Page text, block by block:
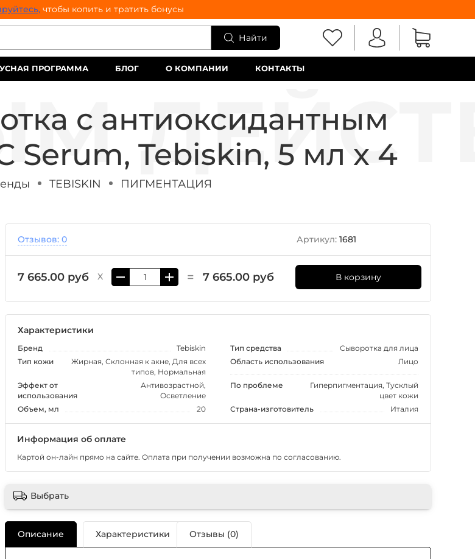
чтобы копить и тратить бонусы
Найти
ПРОГРАММА БЛОГ О КОМПАНИИ КОНТАКТЫ
с антиоксидантным
Serum, Tebiskin, 5 мл x 4
TEBISKIN ПИГМЕНТАЦИЯ
Отзывов: 0 Артикул: 1681
7 665.00 руб X = 7 665.00 руб В корзину
Характеристики
Бренд Tebiskin Тип средства
Сыворотка для лица
Тип кожи
Жирная, Склонная к акне, Для всех
типов, Нормальная
Область использования Лицо
Эффект от
использования
Антивозрастной,
Осветление
По проблеме
Гиперпигментация, Тусклый
цвет кожи
Объем, мл
20 Страна-изготовитель Италия
Информация об оплате
Картой он-лайн прямо на сайте. Оплата при получении возможна по согласованию.
Выбрать
Описание Характеристики Отзывы (0)